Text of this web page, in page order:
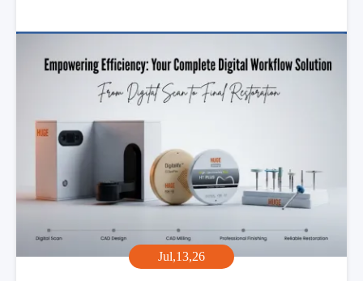
Jul,13,26